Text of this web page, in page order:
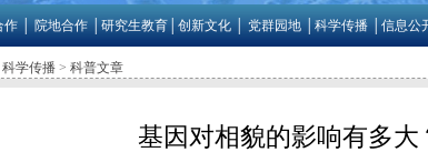
作 院地合作 研究生教育 创新文化 党群园地 科学传播 信息公
科学传播 > 科普文章
基因对相貌的影响有多大